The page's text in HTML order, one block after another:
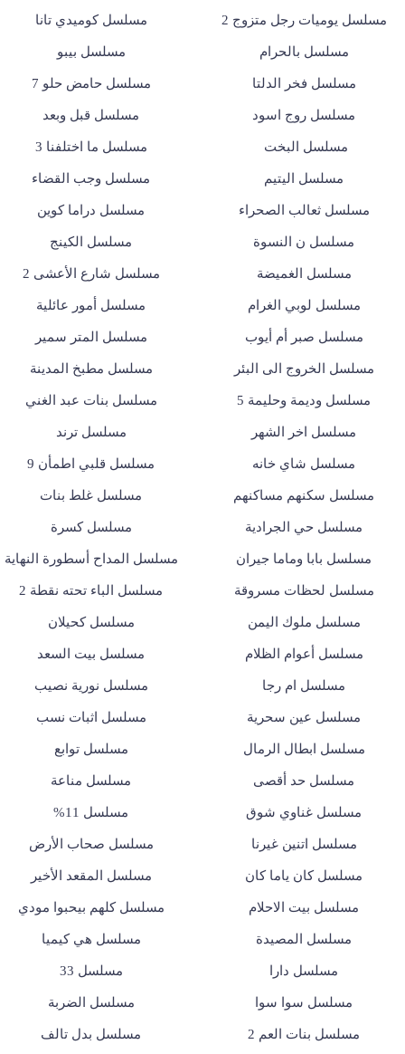
مسلسل يوميات رجل متزوج 2 مسلسل كوميدي تانا
مسلسل بالحرام مسلسل بيبو
مسلسل فخر الدلتا مسلسل حامض حلو 7
مسلسل روج اسود مسلسل قبل وبعد
مسلسل البخت مسلسل ما اختلفنا 3
مسلسل اليتيم مسلسل وجب القضاء
مسلسل ثعالب الصحراء مسلسل دراما كوين
مسلسل ن النسوة مسلسل الكينج
مسلسل الغميضة مسلسل شارع الأعشى 2
مسلسل لوبي الغرام مسلسل أمور عائلية
مسلسل صبر أم أيوب مسلسل المتر سمير
مسلسل الخروج الى البئر مسلسل مطبخ المدينة
مسلسل وديمة وحليمة 5 مسلسل بنات عبد الغني
مسلسل اخر الشهر مسلسل ترند
مسلسل شاي خانه مسلسل قلبي اطمأن 9
مسلسل سكنهم مساكنهم مسلسل غلط بنات
مسلسل حي الجرادية مسلسل كسرة
مسلسل بابا وماما جيران مسلسل المداح أسطورة النهاية
مسلسل لحظات مسروقة مسلسل الباء تحته نقطة 2
مسلسل ملوك اليمن مسلسل كحيلان
مسلسل أعوام الظلام مسلسل بيت السعد
مسلسل ام رجا مسلسل نورية نصيب
مسلسل عين سحرية مسلسل اثبات نسب
مسلسل ابطال الرمال مسلسل توابع
مسلسل حد أقصى مسلسل مناعة
مسلسل غناوي شوق مسلسل 11%
مسلسل اتنين غيرنا مسلسل صحاب الأرض
مسلسل كان ياما كان مسلسل المقعد الأخير
مسلسل بيت الاحلام مسلسل كلهم بيحبوا مودي
مسلسل المصيدة مسلسل هي كيميا
مسلسل دارا مسلسل 33
مسلسل سوا سوا مسلسل الضربة
مسلسل بنات العم 2 مسلسل بدل تالف